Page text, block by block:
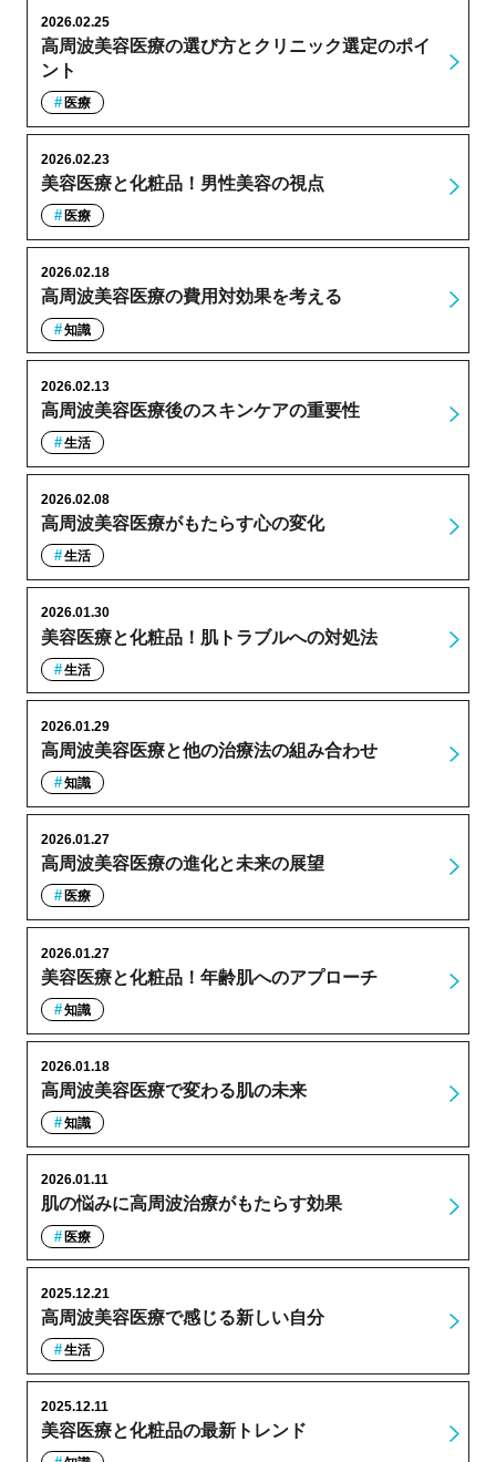
高周波美容医療の選び方とクリニック選定のポイ
ント
2026.02.25
医療
美容医療と化粧品！男性美容の視点
2026.02.23
医療
高周波美容医療の費用対効果を考える
2026.02.18
知識
高周波美容医療後のスキンケアの重要性
2026.02.13
生活
高周波美容医療がもたらす心の変化
2026.02.08
生活
美容医療と化粧品！肌トラブルへの対処法
2026.01.30
生活
高周波美容医療と他の治療法の組み合わせ
2026.01.29
知識
高周波美容医療の進化と未来の展望
2026.01.27
医療
美容医療と化粧品！年齢肌へのアプローチ
2026.01.27
知識
高周波美容医療で変わる肌の未来
2026.01.18
知識
肌の悩みに高周波治療がもたらす効果
2026.01.11
医療
高周波美容医療で感じる新しい自分
2025.12.21
生活
美容医療と化粧品の最新トレンド
2025.12.11